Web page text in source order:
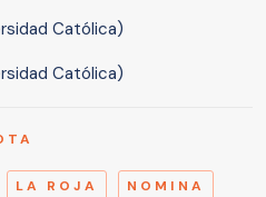
Católica)
Católica)
LA ROJA NOMINA